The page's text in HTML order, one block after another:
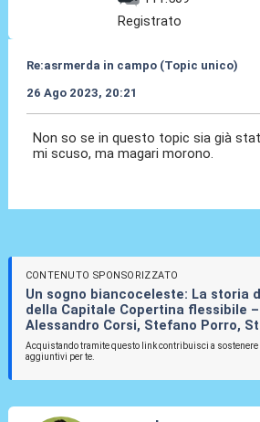
Registrato
Re:asrmerda in campo (Topic unico)
26 Ago 2023, 20:21
Non so se in questo topic sia già
mi scuso, ma magari morono.
CONTENUTO SPONSORIZZATO
Un sogno biancoceleste: La storia
della Capitale Copertina flessibile –
Alessandro Corsi, Stefano Porro,
Acquistando tramite questo link contribuisci a
aggiuntivi per te.